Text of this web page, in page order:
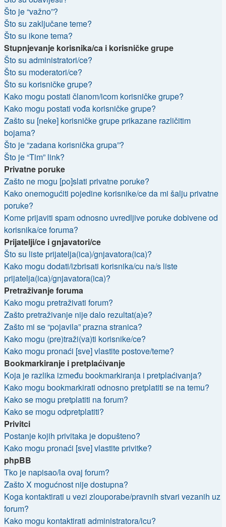
Što je “važno”?
Što su zaključane teme?
Što su ikone tema?
Stupnjevanje korisnika/ca i korisničke grupe
Što su administratori/ce?
Što su moderatori/ce?
Što su korisničke grupe?
Kako mogu postati članom/icom korisničke grupe?
Kako mogu postati vođa korisničke grupe?
Zašto su [neke] korisničke grupe prikazane različitim
bojama?
Što je “zadana korisnička grupa”?
Što je “Tim” link?
Privatne poruke
Zašto ne mogu [po]slati privatne poruke?
Kako onemogućiti pojedine korisnike/ce da mi šalju privatne
poruke?
Kome prijaviti spam odnosno uvredljive poruke dobivene od
korisnika/ce foruma?
Prijatelji/ce i gnjavatori/ce
Što su liste prijatelja(ica)/gnjavatora(ica)?
Kako mogu dodati/izbrisati korisnika/cu na/s liste
prijatelja(ica)/gnjavatora(ica)?
Pretraživanje foruma
Kako mogu pretraživati forum?
Zašto pretraživanje nije dalo rezultat(a)e?
Zašto mi se “pojavila” prazna stranica?
Kako mogu (pre)traži(va)ti korisnike/ce?
Kako mogu pronaći [sve] vlastite postove/teme?
Bookmarkiranje i pretplaćivanje
Koja je razlika između bookmarkiranja i pretplaćivanja?
Kako mogu bookmarkirati odnosno pretplatiti se na temu?
Kako se mogu pretplatiti na forum?
Kako se mogu odpretplatiti?
Privitci
Postanje kojih privitaka je dopušteno?
Kako mogu pronaći [sve] vlastite privitke?
phpBB
Tko je napisao/la ovaj forum?
Zašto X mogućnost nije dostupna?
Koga kontaktirati u vezi zlouporabe/pravnih stvari vezanih uz
forum?
Kako mogu kontaktirati administratora/icu?